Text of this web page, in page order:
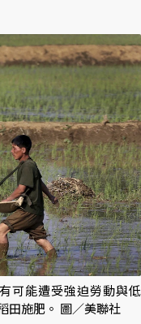
可能遭受強迫勞動與低
田施肥。 圖／美聯社